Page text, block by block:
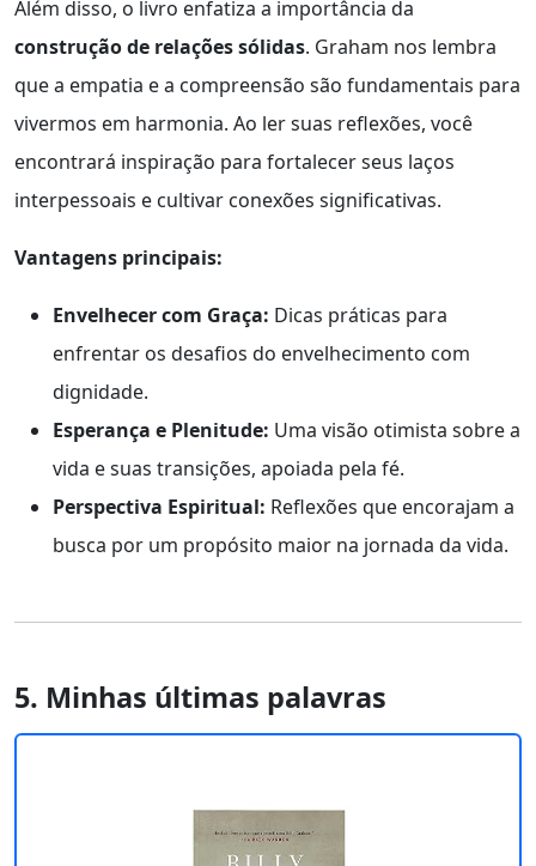
Além disso, o livro enfatiza a importância da
construção de relações sólidas. Graham nos lembra
que a empatia e a compreensão são fundamentais para
vivermos em harmonia. Ao ler suas reflexões, você
encontrará inspiração para fortalecer seus laços
interpessoais e cultivar conexões significativas.
Vantagens principais:
Envelhecer com Graça: Dicas práticas para
enfrentar os desafios do envelhecimento com
dignidade.
Esperança e Plenitude: Uma visão otimista sobre a
vida e suas transições, apoiada pela fé.
Perspectiva Espiritual: Reflexões que encorajam a
busca por um propósito maior na jornada da vida.
5. Minhas últimas palavras